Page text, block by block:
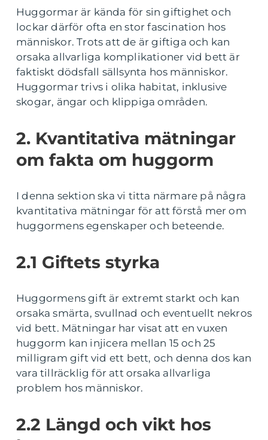
Huggormar är kända för sin giftighet och
lockar därför ofta en stor fascination hos
människor. Trots att de är giftiga och kan
orsaka allvarliga komplikationer vid bett är
faktiskt dödsfall sällsynta hos människor.
Huggormar trivs i olika habitat, inklusive
skogar, ängar och klippiga områden.
2. Kvantitativa mätningar
om fakta om huggorm
I denna sektion ska vi titta närmare på några
kvantitativa mätningar för att förstå mer om
huggormens egenskaper och beteende.
2.1 Giftets styrka
Huggormens gift är extremt starkt och kan
orsaka smärta, svullnad och eventuellt nekros
vid bett. Mätningar har visat att en vuxen
huggorm kan injicera mellan 15 och 25
milligram gift vid ett bett, och denna dos kan
vara tillräcklig för att orsaka allvarliga
problem hos människor.
2.2 Längd och vikt hos